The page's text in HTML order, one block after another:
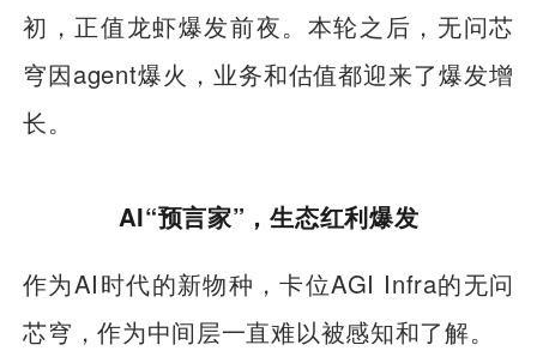
初，正值龙虾爆发前夜。本轮之后，无问芯
穹因agent爆火，业务和估值都迎来了爆发增
长。
AI“预言家”，生态红利爆发
作为AI时代的新物种，卡位AGI Infra的无问
芯穹，作为中间层一直难以被感知和了解。